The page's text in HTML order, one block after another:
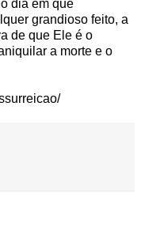
dia em que
grandioso feito, a
de que Ele é o
a morte e o